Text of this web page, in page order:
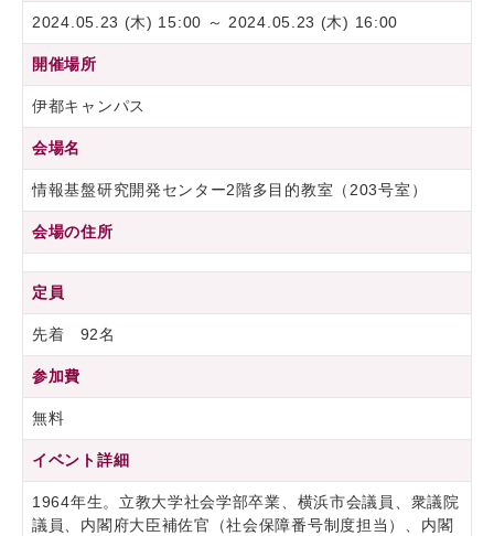
2024.05.23 (木) 15:00 ～ 2024.05.23 (木) 16:00
開催場所
伊都キャンパス
会場名
情報基盤研究開発センター2階多目的教室（203号室）
会場の住所
定員
先着 92名
参加費
無料
イベント詳細
1964年生。立教大学社会学部卒業、横浜市会議員、衆議院
議員、内閣府大臣補佐官（社会保障番号制度担当）、内閣